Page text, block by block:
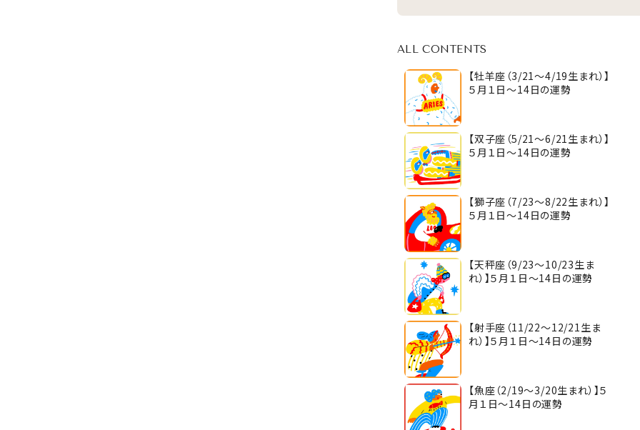
ALL CONTENTS
【牡羊座（3/21～4/19生まれ）】
５月１日～14日の運勢
【双子座（5/21～6/21生まれ）】
５月１日～14日の運勢
【獅子座（7/23～8/22生まれ）】
５月１日～14日の運勢
【天秤座（9/23～10/23生ま
れ）】５月１日～14日の運勢
【射手座（11/22～12/21生ま
れ）】５月１日～14日の運勢
【魚座（2/19～3/20生まれ）】５
月１日～14日の運勢